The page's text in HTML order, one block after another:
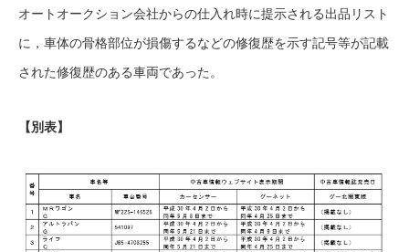
オートオークション会社からの仕入れ時に提示される出品リスト
に，車体の骨格部位が損傷するなどの修復歴を示す記号等が記載
された修復歴のある車両であった。
【別表】